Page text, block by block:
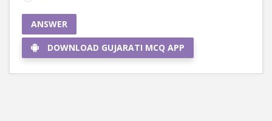
ANSWER
DOWNLOAD GUJARATI MCQ APP